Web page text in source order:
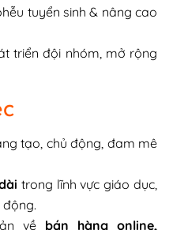
tuyển sinh & nâng cao
triển đội nhóm, mở rộng
tạo, chủ động, đam mê
trong lĩnh vực giáo dục,
về bán hàng online,